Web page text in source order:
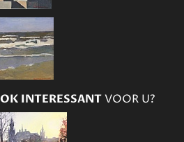
INTERESSANTVOOR U?